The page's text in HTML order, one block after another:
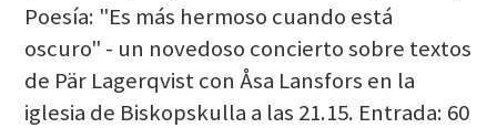
Poesía: "Es más hermoso cuando está
oscuro" - un novedoso concierto sobre textos
de Pär Lagerqvist con Åsa Lansfors en la
iglesia de Biskopskulla a las 21.15. Entrada: 60